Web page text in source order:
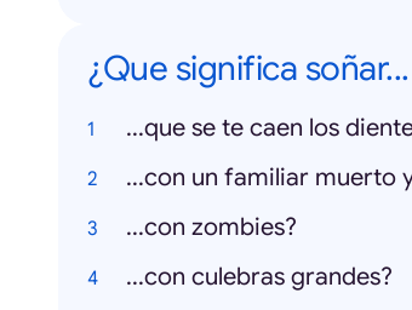
¿Que significa soñar...
...que se te caen los
...con un familiar muerto
...con zombies?
...con culebras grandes?